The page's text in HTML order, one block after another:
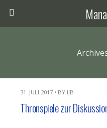
31. JULI 2017 • BY IJB
Thronspiele zur